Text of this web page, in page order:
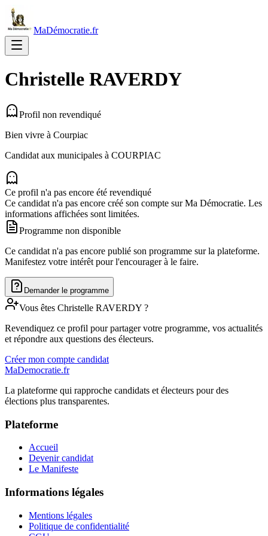
MaDémocratie.fr
Christelle RAVERDY
Profil non revendiqué
Bien vivre à Courpiac
Candidat aux municipales à COURPIAC
Ce profil n'a pas encore été revendiqué
Ce candidat n'a pas encore créé son compte sur Ma Démocratie. Les
informations affichées sont limitées.
Programme non disponible
Ce candidat n'a pas encore publié son programme sur la plateforme.
Manifestez votre intérêt pour l'encourager à le faire.
Demander le programme
Vous êtes Christelle RAVERDY ?
Revendiquez ce profil pour partager votre programme, vos actualités
et répondre aux questions des électeurs.
Créer mon compte candidat
MaDemocratie.fr
La plateforme qui rapproche candidats et électeurs pour des
élections plus transparentes.
Plateforme
Accueil
Devenir candidat
Le Manifeste
Informations légales
Mentions légales
Politique de confidentialité